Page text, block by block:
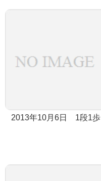
2013年10月6日 1段1歩